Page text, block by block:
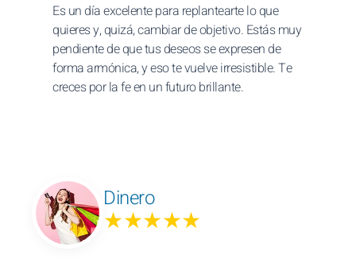
Es un día excelente para replantearte lo que
quieres y, quizá, cambiar de objetivo. Estás muy
pendiente de que tus deseos se expresen de
forma armónica, y eso te vuelve irresistible. Te
creces por la fe en un futuro brillante.
Dinero
★★★★★